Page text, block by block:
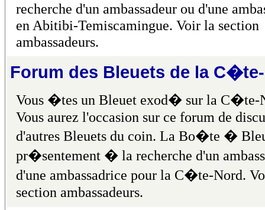
recherche d'un ambassadeur ou d'une
en Abitibi-Temiscamingue. Voir la section
ambassadeurs.
Forum des Bleuets de la
Vous �tes un Bleuet exod� sur la C�te-
Vous aurez l'occasion sur ce forum de
d'autres Bleuets du coin. La Bo�te �
pr�sentement � la recherche d'un
d'une ambassadrice pour la C�te-Nord.
section ambassadeurs.